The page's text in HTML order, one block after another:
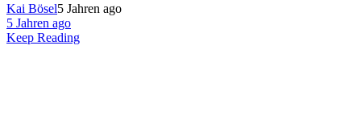
Kai Bösel5 Jahren ago
5 Jahren ago
Keep Reading